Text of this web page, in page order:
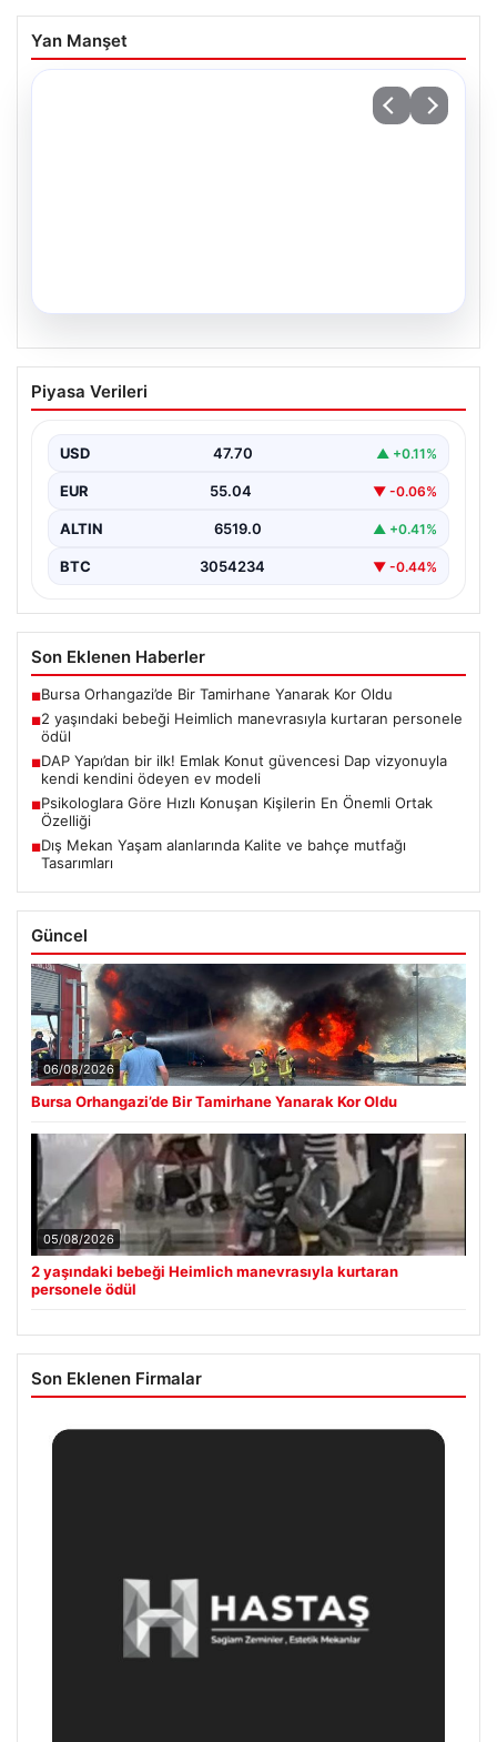
Yan Manşet
04.08.2026
DAP Yapı’dan bir ilk! Emlak Konut
güvencesi Dap vizyonuyla kendi
Piyasa Verileri
USD 47.70 ▲ +0.11%
EUR 55.04 ▼ -0.06%
ALTIN 6519.0 ▲ +0.41%
BTC 3054234 ▼ -0.44%
Son Eklenen Haberler
■Bursa Orhangazi’de Bir Tamirhane Yanarak Kor Oldu
■2 yaşındaki bebeği Heimlich manevrasıyla kurtaran personele
ödül
■DAP Yapı’dan bir ilk! Emlak Konut güvencesi Dap vizyonuyla
kendi kendini ödeyen ev modeli
■Psikologlara Göre Hızlı Konuşan Kişilerin En Önemli Ortak
Özelliği
■Dış Mekan Yaşam alanlarında Kalite ve bahçe mutfağı
Tasarımları
Güncel
06/08/2026
Bursa Orhangazi’de Bir Tamirhane Yanarak Kor Oldu
05/08/2026
2 yaşındaki bebeği Heimlich manevrasıyla kurtaran
personele ödül
Son Eklenen Firmalar